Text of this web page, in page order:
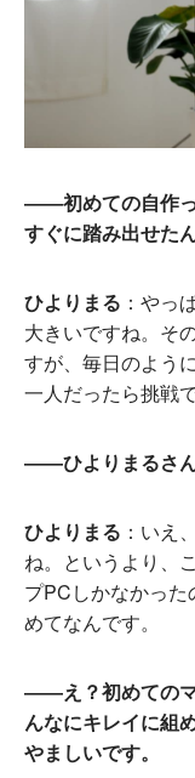
――初めての自作
すぐに踏み出せた
ひよりまる ：やっ
大きいですね。そ
すが、毎日のよう
一人だったら挑戦
――ひよりまるさん
ひよりまる ：いえ
ね。というより、
プPCしかなかっ
めてなんです。
――え？初めての
んなにキレイに組
やましいです。